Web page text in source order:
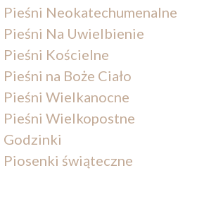
Pieśni Neokatechumenalne
Pieśni Na Uwielbienie
Pieśni Kościelne
Pieśni na Boże Ciało
Pieśni Wielkanocne
Pieśni Wielkopostne
Godzinki
Piosenki świąteczne